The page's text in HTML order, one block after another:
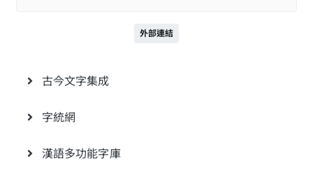
外部連結
古今文字集成
字統網
漢語多功能字庫